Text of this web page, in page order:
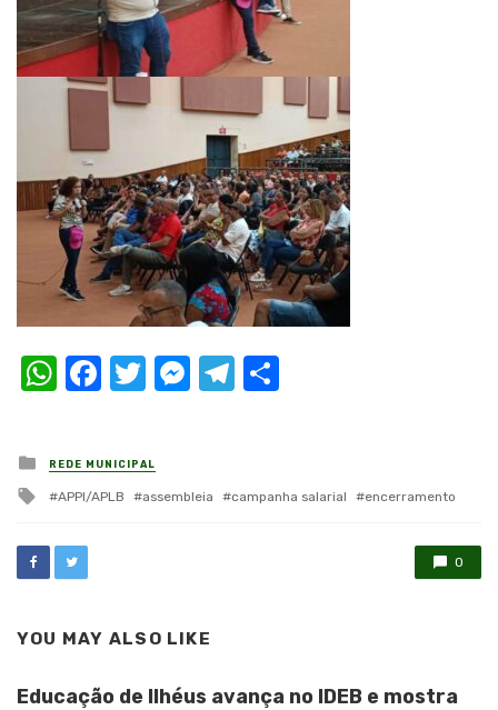
WhatsApp
Facebook
Twitter
Messenger
Telegram
Posted
in
REDE MUNICIPAL
Tagged
APPI/APLB assembleia campanha salarial encerramento
0
YOU MAY ALSO LIKE
Educação de Ilhéus avança no IDEB e mostra